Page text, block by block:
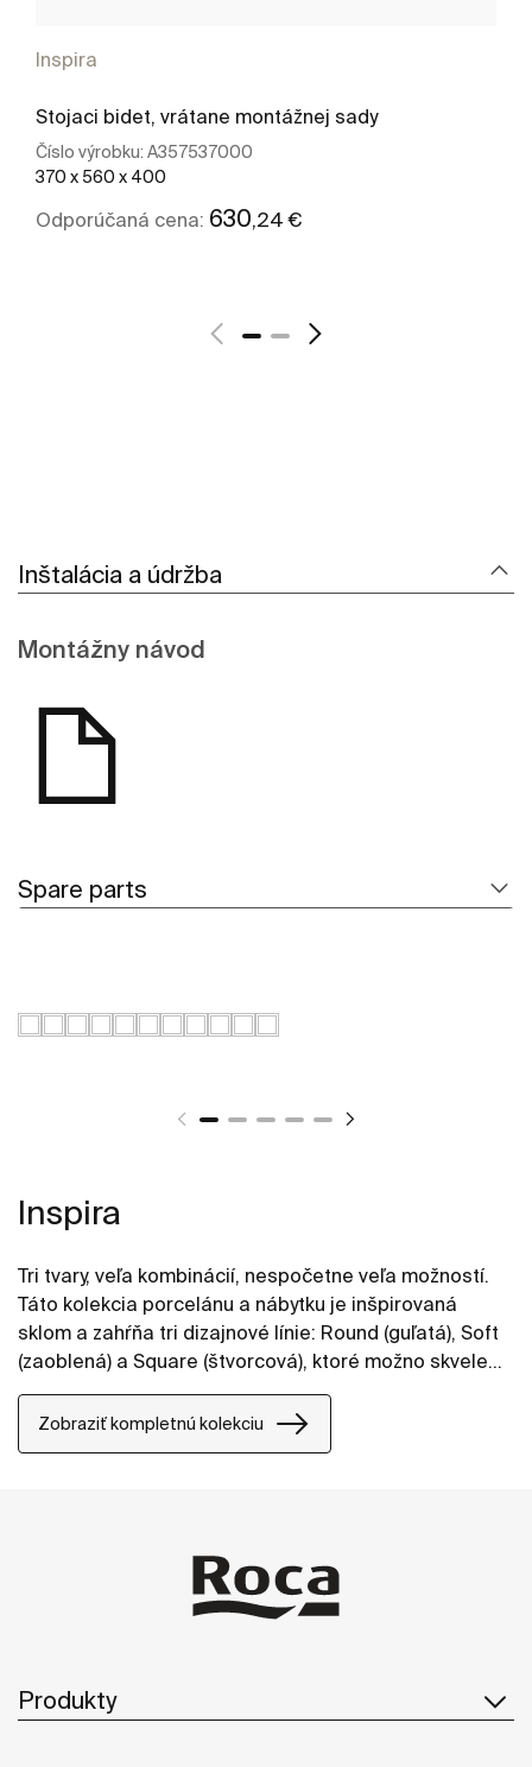
Inspira
Stojaci bidet, vrátane montážnej sady
Číslo výrobku: A357537000
370 x 560 x 400
Odporúčaná cena: 630,24 €
Inštalácia a údržba
Montážny návod
Spare parts
Inspira
Tri tvary, veľa kombinácií, nespočetne veľa možností.
Táto kolekcia porcelánu a nábytku je inšpirovaná
sklom a zahŕňa tri dizajnové línie: Round (guľatá), Soft
(zaoblená) a Square (štvorcová), ktoré možno skvele
kombinovať, takže dokážu oživiť kúpeľne v akomkoľvek
štýle.
Zobraziť kompletnú kolekciu
Produkty